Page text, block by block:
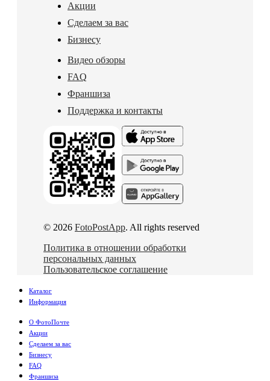
Акции
Сделаем за вас
Бизнесу
Видео обзоры
FAQ
Франшиза
Поддержка и контакты
© 2026 FotoPostApp. All rights reserved
Политика в отношении обработки
персональных данных
Пользовательское соглашение
Каталог
Информация
О ФотоПочте
Акции
Сделаем за вас
Бизнесу
FAQ
Франшиза